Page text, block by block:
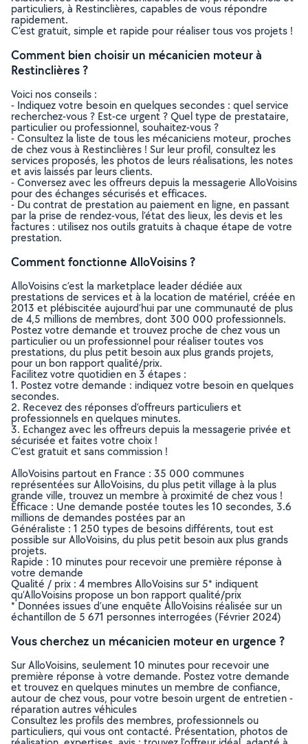
particuliers, à Restinclières, capables de vous répondre
rapidement.
C’est gratuit, simple et rapide pour réaliser tous vos projets !
Comment bien choisir un mécanicien moteur à
Restinclières ?
Voici nos conseils :
- Indiquez votre besoin en quelques secondes : quel service
recherchez-vous ? Est-ce urgent ? Quel type de prestataire,
particulier ou professionnel, souhaitez-vous ?
- Consultez la liste de tous les mécaniciens moteur, proches
de chez vous à Restinclières ! Sur leur profil, consultez les
services proposés, les photos de leurs réalisations, les notes
et avis laissés par leurs clients.
- Conversez avec les offreurs depuis la messagerie AlloVoisins
pour des échanges sécurisés et efficaces.
- Du contrat de prestation au paiement en ligne, en passant
par la prise de rendez-vous, l’état des lieux, les devis et les
factures : utilisez nos outils gratuits à chaque étape de votre
prestation.
Comment fonctionne AlloVoisins ?
AlloVoisins c’est la marketplace leader dédiée aux
prestations de services et à la location de matériel, créée en
2013 et plébiscitée aujourd’hui par une communauté de plus
de 4,5 millions de membres, dont 300 000 professionnels.
Postez votre demande et trouvez proche de chez vous un
particulier ou un professionnel pour réaliser toutes vos
prestations, du plus petit besoin aux plus grands projets,
pour un bon rapport qualité/prix.
Facilitez votre quotidien en 3 étapes :
1. Postez votre demande : indiquez votre besoin en quelques
secondes.
2. Recevez des réponses d’offreurs particuliers et
professionnels en quelques minutes.
3. Echangez avec les offreurs depuis la messagerie privée et
sécurisée et faites votre choix !
C’est gratuit et sans commission !
AlloVoisins partout en France : 35 000 communes
représentées sur AlloVoisins, du plus petit village à la plus
grande ville, trouvez un membre à proximité de chez vous !
Efficace : Une demande postée toutes les 10 secondes, 3.6
millions de demandes postées par an
Généraliste : 1 250 types de besoins différents, tout est
possible sur AlloVoisins, du plus petit besoin aux plus grands
projets.
Rapide : 10 minutes pour recevoir une première réponse à
votre demande
Qualité / prix : 4 membres AlloVoisins sur 5* indiquent
qu’AlloVoisins propose un bon rapport qualité/prix
* Données issues d’une enquête AlloVoisins réalisée sur un
échantillon de 5 671 personnes interrogées (Février 2024)
Vous cherchez un mécanicien moteur en urgence ?
Sur AlloVoisins, seulement 10 minutes pour recevoir une
première réponse à votre demande. Postez votre demande
et trouvez en quelques minutes un membre de confiance,
autour de chez vous, pour votre besoin urgent de entretien -
réparation autres véhicules
Consultez les profils des membres, professionnels ou
particuliers, qui vous ont contacté. Présentation, photos de